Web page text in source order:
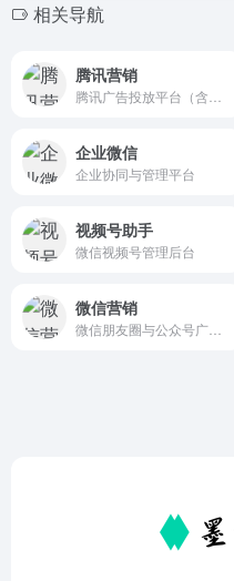
相关导航
腾讯营销
企业微信
企业协同与管理平台
视频号助手
微信视频号管理后台
微信营销